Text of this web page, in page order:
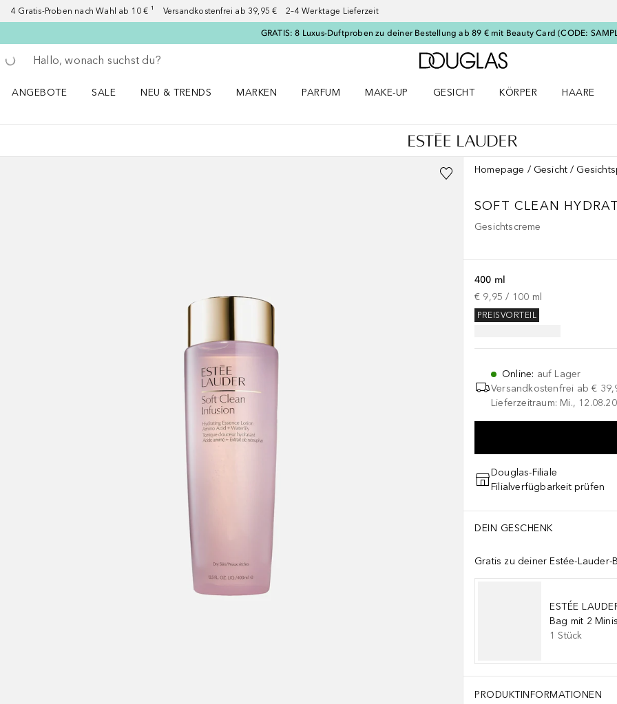
4 Gratis-Proben nach Wahl ab 10 € ¹ Versandkostenfrei ab 39,95 € 2–4 Werktage Lieferzeit
GRATIS: 8 Luxus-Duftproben zu deiner Bestellung ab 89 € mit Beauty Card (CODE:
Gehe zurück
Suche ausführen
Zur Douglas Startseite
ANGEBOTE
SALE
NEU & TRENDS
MARKEN
PARFUM
MAKE-UP
GESICHT
KÖRPER
HAARE
Homepage Gesicht
SOFT CLEAN
Gesichtscreme
400 ml
€ 9,95 / 100 ml
PREISVORTEIL
Online: auf Lager
Versandkostenfrei ab €
Lieferzeitraum: Mi.,
Douglas-Filiale
Filialverfügbarkeit prüfen
DEIN GESCHENK
Gratis zu deiner Estée-
ESTÉE
Bag mit 2
1 Stück
PRODUKTINFORMATIONEN